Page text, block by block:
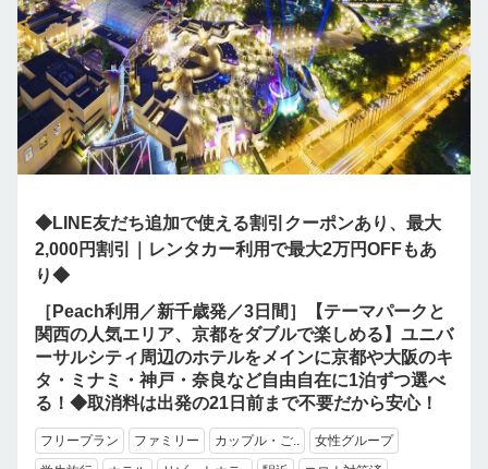
◆LINE友だち追加で使える割引クーポンあり、最大
2,000円割引｜レンタカー利用で最大2万円OFFもあ
り◆
［Peach利用／新千歳発／3日間］【テーマパークと
関西の人気エリア、京都をダブルで楽しめる】ユニバ
ーサルシティ周辺のホテルをメインに京都や大阪のキ
タ・ミナミ・神戸・奈良など自由自在に1泊ずつ選べ
る！◆取消料は出発の21日前まで不要だから安心！
フリープラン ファミリー カップル・ご..
女性グループ